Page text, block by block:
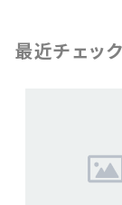
最近チェッ